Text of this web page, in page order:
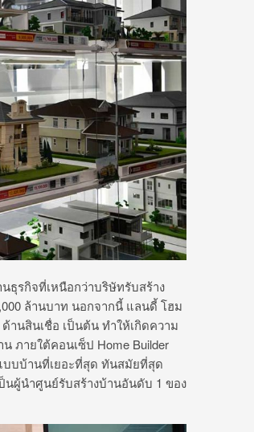
รกิจที่เหนือกว่าบริษัทรับสร้าง
ล้านบาท นอกจากนี้ แลนดี้ โฮม
นสินเชื่อ เป็นต้น ทำให้เกิดความ
ภายใต้คอนเซ็ป Home Builder
บบบ้านที่เยอะที่สุด ทันสมัยที่สุด
นผู้นำศูนย์รับสร้างบ้านอันดับ 1 ของ